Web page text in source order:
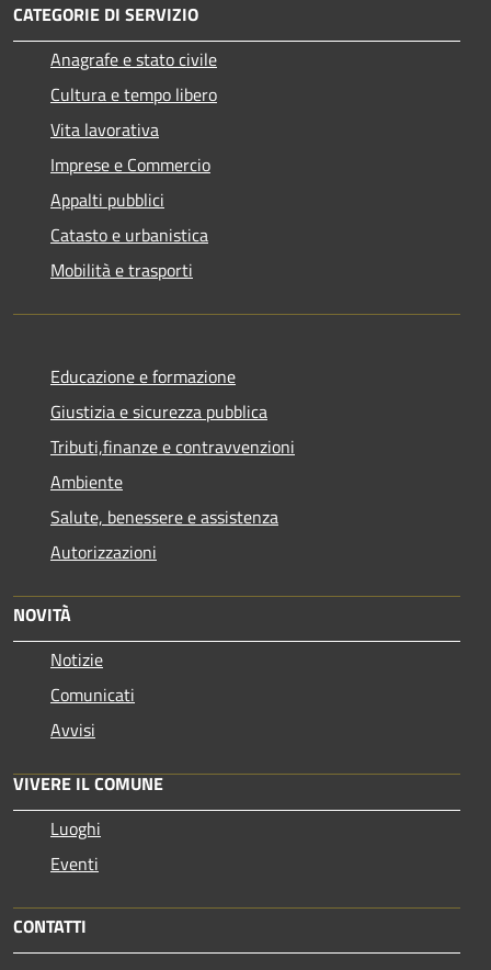
CATEGORIE DI SERVIZIO
Anagrafe e stato civile
Cultura e tempo libero
Vita lavorativa
Imprese e Commercio
Appalti pubblici
Catasto e urbanistica
Mobilità e trasporti
Educazione e formazione
Giustizia e sicurezza pubblica
Tributi,finanze e contravvenzioni
Ambiente
Salute, benessere e assistenza
Autorizzazioni
NOVITÀ
Notizie
Comunicati
Avvisi
VIVERE IL COMUNE
Luoghi
Eventi
CONTATTI